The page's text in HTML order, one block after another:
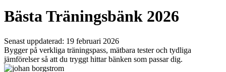
Bästa Träningsbänk 2026
Senast uppdaterad: 19 februari 2026
Bygger på verkliga träningspass, mätbara tester och tydliga
jämförelser så att du tryggt hittar bänken som passar dig.